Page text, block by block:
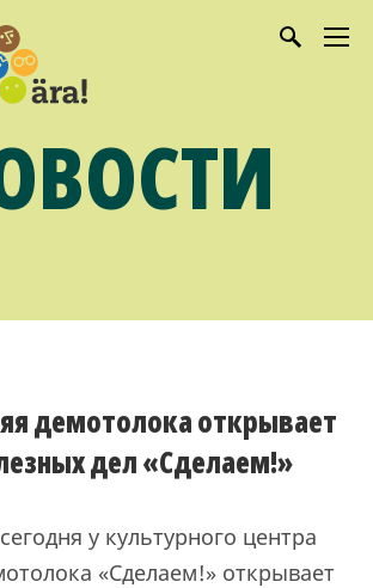
демотолока открывает
дел «Сделаем!»
у культурного центра
«Сделаем!» открывает